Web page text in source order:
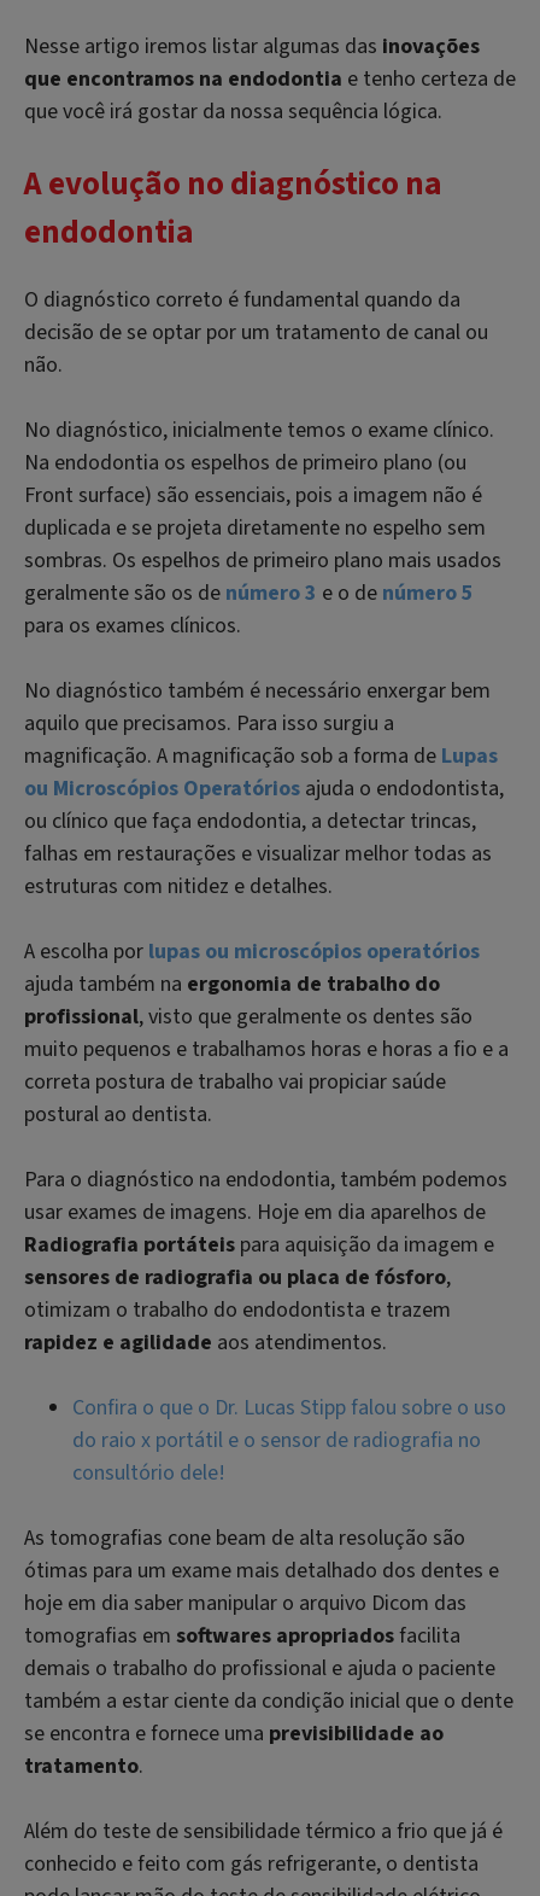
Nesse artigo iremos listar algumas das inovações
que encontramos na endodontia e tenho certeza de
que você irá gostar da nossa sequência lógica.
A evolução no diagnóstico na
endodontia
O diagnóstico correto é fundamental quando da
decisão de se optar por um tratamento de canal ou
não.
No diagnóstico, inicialmente temos o exame clínico.
Na endodontia os espelhos de primeiro plano (ou
Front surface) são essenciais, pois a imagem não é
duplicada e se projeta diretamente no espelho sem
sombras. Os espelhos de primeiro plano mais usados
geralmente são os de número 3 e o de número 5
para os exames clínicos.
No diagnóstico também é necessário enxergar bem
aquilo que precisamos. Para isso surgiu a
magnificação. A magnificação sob a forma de Lupas
ou Microscópios Operatórios ajuda o endodontista,
ou clínico que faça endodontia, a detectar trincas,
falhas em restaurações e visualizar melhor todas as
estruturas com nitidez e detalhes.
A escolha por lupas ou microscópios operatórios
ajuda também na ergonomia de trabalho do
profissional, visto que geralmente os dentes são
muito pequenos e trabalhamos horas e horas a fio e a
correta postura de trabalho vai propiciar saúde
postural ao dentista.
Para o diagnóstico na endodontia, também podemos
usar exames de imagens. Hoje em dia aparelhos de
Radiografia portáteis para aquisição da imagem e
sensores de radiografia ou placa de fósforo,
otimizam o trabalho do endodontista e trazem
rapidez e agilidade aos atendimentos.
Confira o que o Dr. Lucas Stipp falou sobre o uso
do raio x portátil e o sensor de radiografia no
consultório dele!
As tomografias cone beam de alta resolução são
ótimas para um exame mais detalhado dos dentes e
hoje em dia saber manipular o arquivo Dicom das
tomografias em softwares apropriadosfacilita
demais o trabalho do profissional e ajuda o paciente
também a estar ciente da condição inicial que o dente
se encontra e fornece uma previsibilidade ao
tratamento.
Além do teste de sensibilidade térmico a frio que já é
conhecido e feito com gás refrigerante, o dentista